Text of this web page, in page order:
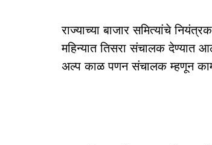
राज्याच्या बाजार समित्यांचे
महिन्यात तिसरा संचालक देण्यात
अल्प काळ पणन संचालक म्हणून